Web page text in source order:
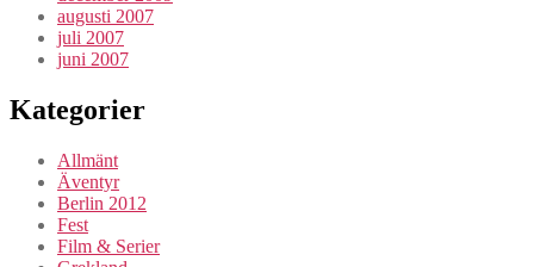
augusti 2007
juli 2007
juni 2007
Kategorier
Allmänt
Äventyr
Berlin 2012
Fest
Film & Serier